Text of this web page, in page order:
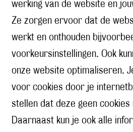
werking van de website en
Ze zorgen ervoor dat de
werkt en onthouden
voorkeursinstellingen. Ook
onze website optimaliseren.
voor cookies door je
stellen dat deze geen
Daarnaast kun je ook alle